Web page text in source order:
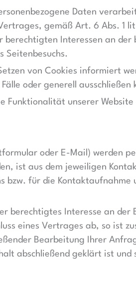
Daten
gemäß Art. 6 Abs. 1
Interessen an
Seitenbesuchs.
von Cookies informiert
oder generell ausschließen
Funktionalität unserer
oder E-Mail) werden
ist aus dem jeweiligen
bzw. für die Kontaktaufnahme
berechtigtes Interesse an
eines Vertrages ab, so ist
Bearbeitung Ihrer
abschließend geklärt ist und